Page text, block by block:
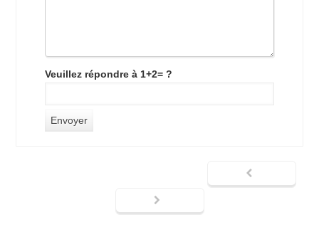
Veuillez répondre à 1+2= ?